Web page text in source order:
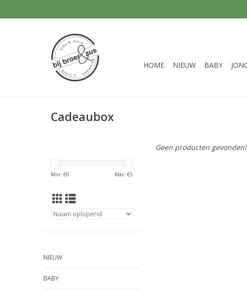
HOME NIEUW BABY
Cadeaubox
Min: €0 Max: €5
NIEUW
BABY
Geen producten